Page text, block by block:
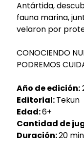
Antártida,
fauna marina,
velaron por
CONOCIENDO
PODREMOS
Año de edición:
Editorial:Tekun
Edad:6+
Cantidad de
Duración:20